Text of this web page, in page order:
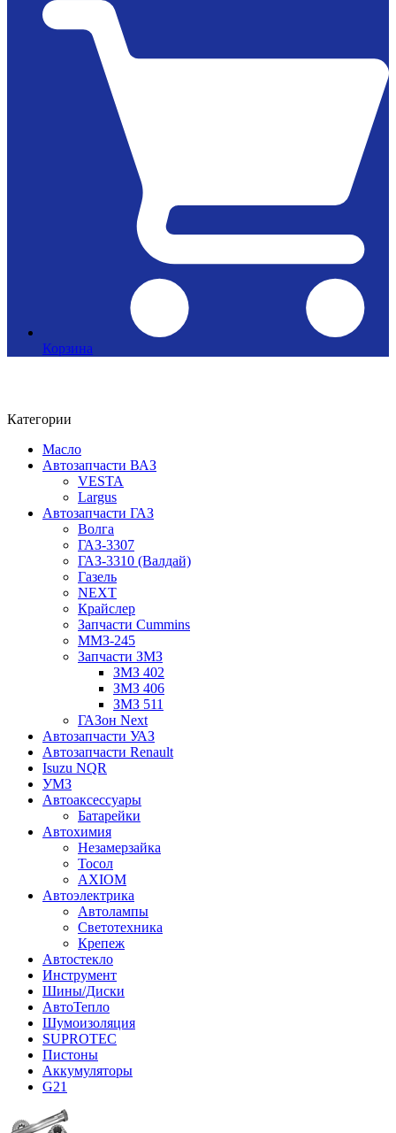
Корзина
Категории
Масло
Автозапчасти ВАЗ
VESTA
Largus
Автозапчасти ГАЗ
Волга
ГАЗ-3307
ГАЗ-3310 (Валдай)
Газель
NEXT
Крайслер
Запчасти Cummins
ММЗ-245
Запчасти ЗМЗ
ЗМЗ 402
ЗМЗ 406
ЗМЗ 511
ГАЗон Next
Автозапчасти УАЗ
Автозапчасти Renault
Isuzu NQR
УМЗ
Автоаксессуары
Батарейки
Автохимия
Незамерзайка
Тосол
AXIOM
Автоэлектрика
Автолампы
Светотехника
Крепеж
Автостекло
Инструмент
Шины/Диски
АвтоТепло
Шумоизоляция
SUPROTEC
Пистоны
Аккумуляторы
G21